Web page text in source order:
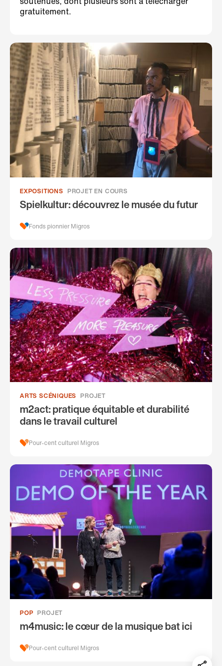
gratuitement.
EXPOSITIONS PROJET EN COURS
Spielkultur: découvrez le musée du futur
Fonds pionnier Migros
ARTS SCÉNIQUES PROJET
m2act: pratique équitable et durabilité
dans le travail culturel
Pour-cent culturel Migros
POP PROJET
m4music: le cœur de la musique bat ici
Pour-cent culturel Migros